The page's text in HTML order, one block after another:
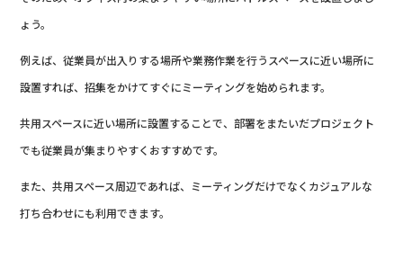
ょう。
例えば、従業員が出入りする場所や業務作業を行うスペースに近い場所に
設置すれば、招集をかけてすぐにミーティングを始められます。
共用スペースに近い場所に設置することで、部署をまたいだプロジェクト
でも従業員が集まりやすくおすすめです。
また、共用スペース周辺であれば、ミーティングだけでなくカジュアルな
打ち合わせにも利用できます。